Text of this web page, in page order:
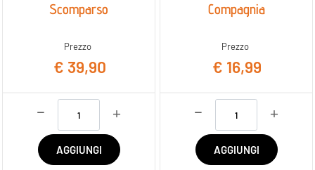
Scomparso
Prezzo
€ 39,90
AGGIUNGI
Compagnia
Prezzo
€ 16,99
AGGIUNGI